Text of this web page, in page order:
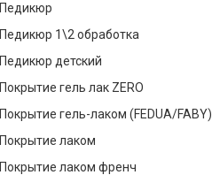
Педикюр
Педикюр 1\2 обработка
Педикюр детский
Покрытие гель лак ZERO
Покрытие гель-лаком (FEDUA/FABY)
Покрытие лаком
Покрытие лаком френч